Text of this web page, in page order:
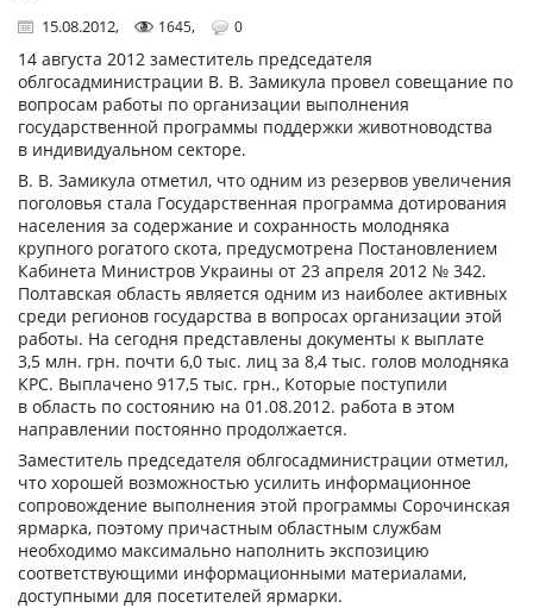
15.08.2012, 1645, 0
14 августа 2012 заместитель председателя
облгосадминистрации В. В. Замикула провел совещание по
вопросам работы по организации выполнения
государственной программы поддержки животноводства
в индивидуальном секторе.
В. В. Замикула отметил, что одним из резервов увеличения
поголовья стала Государственная программа дотирования
населения за содержание и сохранность молодняка
крупного рогатого скота, предусмотрена Постановлением
Кабинета Министров Украины от 23 апреля 2012 № 342.
Полтавская область является одним из наиболее активных
среди регионов государства в вопросах организации этой
работы. На сегодня представлены документы к выплате
3,5 млн. грн. почти 6,0 тыс. лиц за 8,4 тыс. голов молодняка
КРС. Выплачено 917,5 тыс. грн., Которые поступили
в область по состоянию на 01.08.2012. работа в этом
направлении постоянно продолжается.
Заместитель председателя облгосадминистрации отметил,
что хорошей возможностью усилить информационное
сопровождение выполнения этой программы Сорочинская
ярмарка, поэтому причастным областным службам
необходимо максимально наполнить экспозицию
соответствующими информационными материалами,
доступными для посетителей ярмарки.